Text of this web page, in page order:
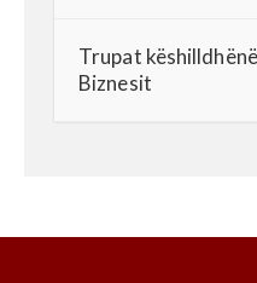
Trupat
Biznesit